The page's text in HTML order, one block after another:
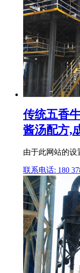
传统五香
酱汤配方,
由于此网站的设
联系电话: 180